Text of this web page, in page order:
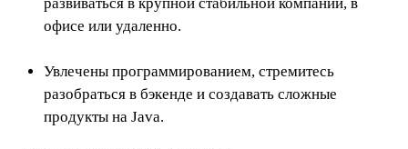
офисе или удаленно.
Увлечены программированием, стремитесь
разобраться в бэкенде и создавать сложные
продукты на Java.